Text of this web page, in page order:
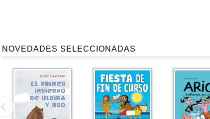
NOVEDADES SELECCIONADAS